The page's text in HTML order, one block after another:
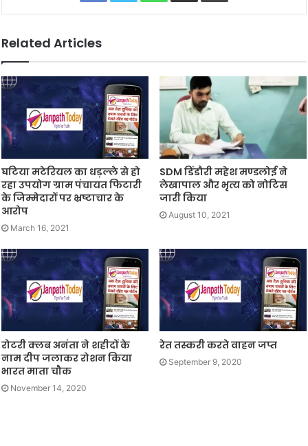
Related Articles
घटिया मटेरियल का धड़ल्ले से हो
रहा उपयोग ग्राम पंचायत फिटारी
के जिम्मेदारों पर भ्रष्टाचार के
आरोप
March 16, 2021
SDM डिंडौरी महेश मण्डलोई ने
लेखापाल और भृत्य को नोटिस
जारी किया
August 10, 2021
रोटरी क्लब अनंता ने शहीदों के
नाम दीप जलाकर रोशन किया
भारत माता चौक
November 14, 2020
रेत तस्करी करते वाहन जप्त
September 9, 2020